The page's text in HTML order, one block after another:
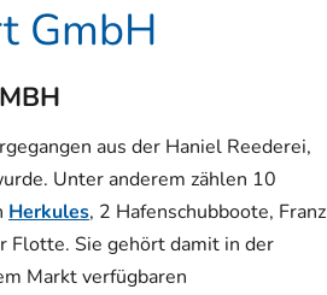
GmbH
aus der Haniel Reederei,
Unter anderem zählen 10
Herkules, 2 Hafenschubboote, Franz
Flotte. Sie gehört damit in der
Markt verfügbaren